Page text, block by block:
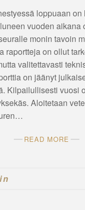
loppuaan on
vuoden aikana
monin tavoin
raportteja on ollut
valitettavasti
on jäänyt
Kilpailullisesti vuosi
Aloitetaan
READ MORE